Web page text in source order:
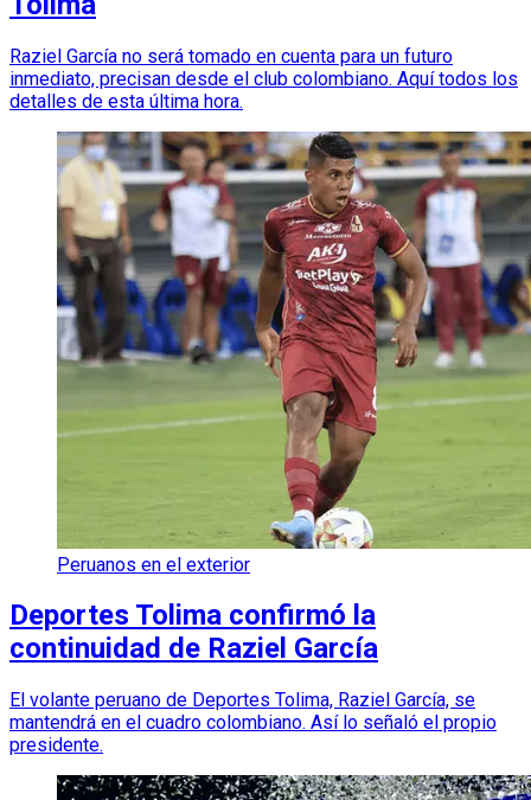
Raziel García no será tomado en cuenta para un futuro
inmediato, precisan desde el club colombiano. Aquí todos los
detalles de esta última hora.
Peruanos en el exterior
Deportes Tolima confirmó la
continuidad de Raziel García
El volante peruano de Deportes Tolima, Raziel García, se
mantendrá en el cuadro colombiano. Así lo señaló el propio
presidente.